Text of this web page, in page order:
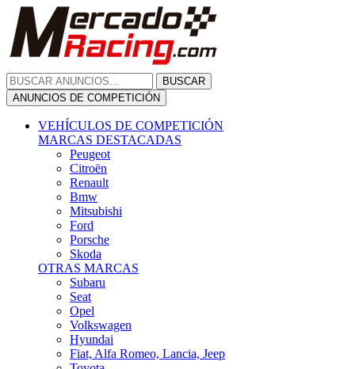
BUSCAR
ANUNCIOS DE COMPETICIÓN
VEHÍCULOS DE COMPETICIÓN
MARCAS DESTACADAS
Peugeot
Citroën
Renault
Bmw
Mitsubishi
Ford
Porsche
Skoda
OTRAS MARCAS
Subaru
Seat
Opel
Volkswagen
Hyundai
Fiat, Alfa Romeo, Lancia, Jeep
Toyota
Suzuki